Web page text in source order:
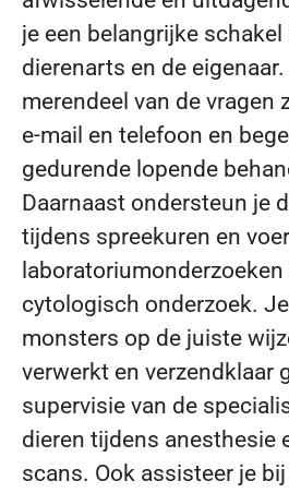
je een belangrijke
dierenarts en de
merendeel van de vragen
e-mail en telefoon en
gedurende lopende
Daarnaast ondersteun je
tijdens spreekuren en
cytologisch onderzoek.
monsters op de juiste
verwerkt en verzendklaar
supervisie van de
dieren tijdens anesthesie
scans. Ook assisteer je